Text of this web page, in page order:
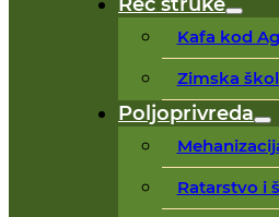
Kafa kod
Zimska
Poljoprivreda
Ratarstvo i